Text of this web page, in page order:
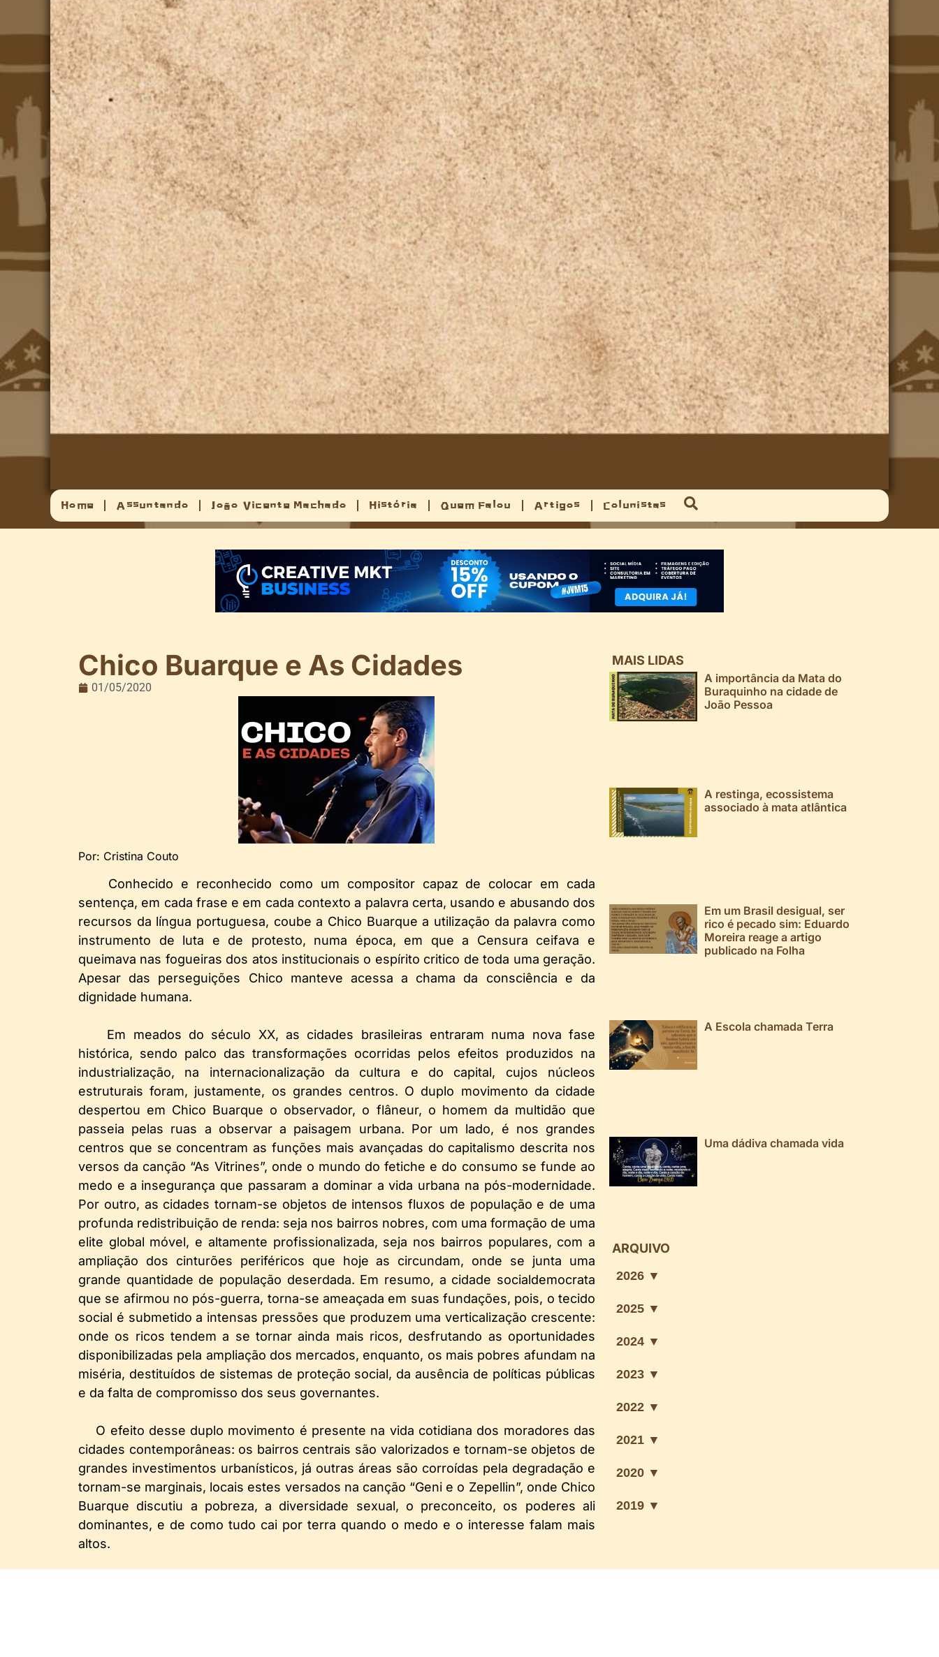
Home Assuntando João Vicente Machado História Quem Falou Artigos Colunistas
Chico Buarque e As Cidades
01/05/2020
Por: Cristina Couto
Conhecido e reconhecido como um compositor capaz de colocar em cada
sentença, em cada frase e em cada contexto a palavra certa, usando e abusando dos
recursos da língua portuguesa, coube a Chico Buarque a utilização da palavra como
instrumento de luta e de protesto, numa época, em que a Censura ceifava e
queimava nas fogueiras dos atos institucionais o espírito critico de toda uma geração.
Apesar das perseguições Chico manteve acessa a chama da consciência e da
dignidade humana.
Em meados do século XX, as cidades brasileiras entraram numa nova fase
histórica, sendo palco das transformações ocorridas pelos efeitos produzidos na
industrialização, na internacionalização da cultura e do capital, cujos núcleos
estruturais foram, justamente, os grandes centros. O duplo movimento da cidade
despertou em Chico Buarque o observador, o flâneur, o homem da multidão que
passeia pelas ruas a observar a paisagem urbana. Por um lado, é nos grandes
centros que se concentram as funções mais avançadas do capitalismo descrita nos
versos da canção “As Vitrines”, onde o mundo do fetiche e do consumo se funde ao
medo e a insegurança que passaram a dominar a vida urbana na pós-modernidade.
Por outro, as cidades tornam-se objetos de intensos fluxos de população e de uma
profunda redistribuição de renda: seja nos bairros nobres, com uma formação de uma
elite global móvel, e altamente profissionalizada, seja nos bairros populares, com a
ampliação dos cinturões periféricos que hoje as circundam, onde se junta uma
grande quantidade de população deserdada. Em resumo, a cidade socialdemocrata
que se afirmou no pós-guerra, torna-se ameaçada em suas fundações, pois, o tecido
social é submetido a intensas pressões que produzem uma verticalização crescente:
onde os ricos tendem a se tornar ainda mais ricos, desfrutando as oportunidades
disponibilizadas pela ampliação dos mercados, enquanto, os mais pobres afundam na
miséria, destituídos de sistemas de proteção social, da ausência de políticas públicas
e da falta de compromisso dos seus governantes.
O efeito desse duplo movimento é presente na vida cotidiana dos moradores das
cidades contemporâneas: os bairros centrais são valorizados e tornam-se objetos de
grandes investimentos urbanísticos, já outras áreas são corroídas pela degradação e
tornam-se marginais, locais estes versados na canção “Geni e o Zepellin”, onde Chico
Buarque discutiu a pobreza, a diversidade sexual, o preconceito, os poderes ali
dominantes, e de como tudo cai por terra quando o medo e o interesse falam mais
altos.
MAIS LIDAS
A importância da Mata do
Buraquinho na cidade de
João Pessoa
A restinga, ecossistema
associado à mata atlântica
Em um Brasil desigual, ser
rico é pecado sim: Eduardo
Moreira reage a artigo
publicado na Folha
A Escola chamada Terra
Uma dádiva chamada vida
ARQUIVO
2026 ▼
2025 ▼
2024 ▼
2023 ▼
2022 ▼
2021 ▼
2020 ▼
2019 ▼